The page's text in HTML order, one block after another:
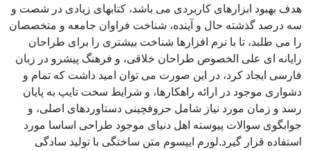
هدف بهبود ابزارهای کاربردی می باشد، کتابهای زیادی در شصت و
سه درصد گذشته حال و آینده، شناخت فراوان جامعه و متخصصان
را می طلبد، تا با نرم افزارها شناخت بیشتری را برای طراحان
رایانه ای علی الخصوص طراحان خلاقی، و فرهنگ پیشرو در زبان
فارسی ایجاد کرد، در این صورت می توان امید داشت که تمام و
دشواری موجود در ارائه راهکارها، و شرایط سخت تایپ به پایان
رسد و زمان مورد نیاز شامل حروفچینی دستاوردهای اصلی، و
جوابگوی سوالات پیوسته اهل دنیای موجود طراحی اساسا مورد
استفاده قرار گیرد.لورم ایپسوم متن ساختگی با تولید سادگی